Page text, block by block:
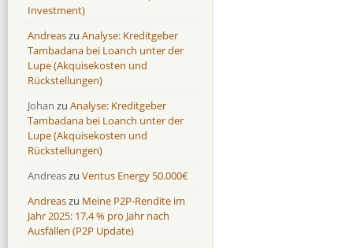
Lenndy
-314,6 %
Moncera
8,0 %
Monestro
9,1 %
Neo Finance
Omaraha
16,4 %
Lenndy
146,5 %
Moncera
11,1 %
Monestro
>1000%
Neo Finance
Omaraha
18,0 %
Investment)
Andreaszu Analyse: Kreditgeber
Tambadana bei Loanch unter der
Lupe (Akquisekosten und
Rückstellungen)
Johan zu Analyse: Kreditgeber
Tambadana bei Loanch unter der
Lupe (Akquisekosten und
Rückstellungen)
Andreaszu Ventus Energy 50.000€
Andreaszu Meine P2P-Rendite im
Jahr 2025: 17,4 % pro Jahr nach
Ausfällen (P2P Update)